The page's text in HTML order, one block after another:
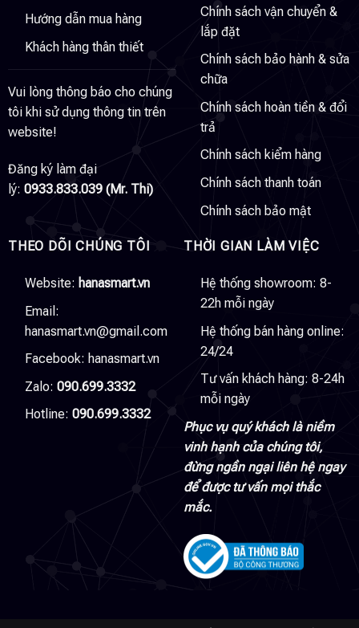
Hướng dẫn mua hàng
Khách hàng thân thiết
Vui lòng thông báo cho chúng
tôi khi sử dụng thông tin trên
website!
Đăng ký làm đại
lý: 0933.833.039 (Mr. Thi)
Chính sách vận chuyển &
lắp đặt
Chính sách bảo hành & sửa
chữa
Chính sách hoàn tiền & đổi
trả
Chính sách kiểm hàng
Chính sách thanh toán
Chính sách bảo mật
THEO DÕI CHÚNG TÔI
Website: hanasmart.vn
Email:
hanasmart.vn@gmail.com
Facebook: hanasmart.vn
Zalo: 090.699.3332
Hotline: 090.699.3332
THỜI GIAN LÀM VIỆC
Hệ thống showroom: 8-
22h mỗi ngày
Hệ thống bán hàng online:
24/24
Tư vấn khách hàng: 8-24h
mỗi ngày
Phục vụ quý khách là niềm
vinh hạnh của chúng tôi,
đừng ngần ngại liên hệ ngay
để được tư vấn mọi thắc
mắc.